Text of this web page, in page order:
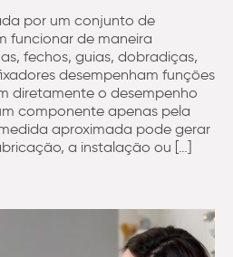
por um conjunto de
funcionar de maneira
fechos, guias, dobradiças,
desempenham funções
diretamente o desempenho
componente apenas pela
aproximada pode gerar
a instalação ou […]